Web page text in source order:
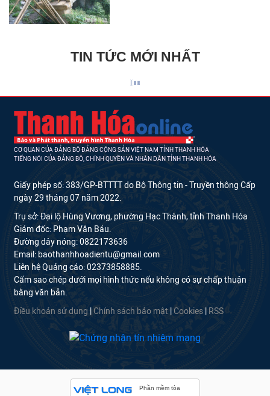
TIN TỨC MỚI NHẤT
CƠ QUAN CỦA ĐẢNG BỘ ĐẢNG CỘNG SẢN VIỆT NAM TỈNH THANH HÓA
TIẾNG NÓI CỦA ĐẢNG BỘ, CHÍNH QUYỀN VÀ NHÂN DÂN TỈNH THANH HÓA
Giấy phép số: 383/GP-BTTTT do Bộ Thông tin - Truyền thông Cấp
ngày 29 tháng 07 năm 2022.
Trụ sở: Đại lộ Hùng Vương, phường Hạc Thành, tỉnh Thanh Hóa
Giám đốc: Phạm Văn Báu.
Đường dây nóng: 0822173636
Email: baothanhhoadientu@gmail.com
Liên hệ Quảng cáo: 02373858885.
Cấm sao chép dưới mọi hình thức nếu không có sự chấp thuận
bằng văn bản.
Điều khoản sử dụng Chính sách bảo mật Cookies RSS
Phần mềm tòa